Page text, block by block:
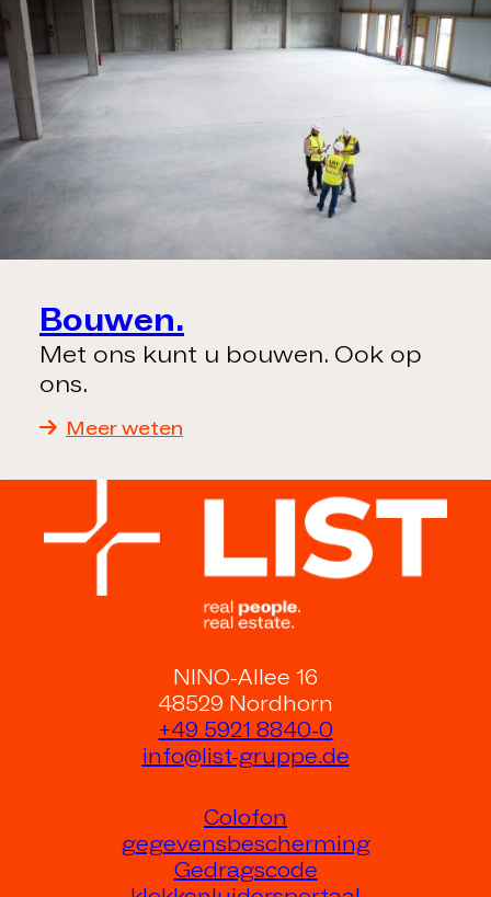
Bouwen.
Met ons kunt u bouwen. Ook op
ons.
Meer weten
NINO-Allee 16
48529 Nordhorn
+49 5921 8840-0
info@list-gruppe.de
Colofon
gegevensbescherming
Gedragscode